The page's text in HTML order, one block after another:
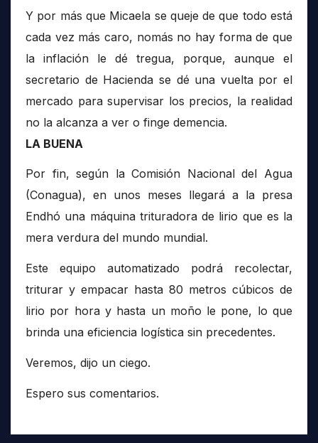
Y por más que Micaela se queje de que todo está
cada vez más caro, nomás no hay forma de que
la inflación le dé tregua, porque, aunque el
secretario de Hacienda se dé una vuelta por el
mercado para supervisar los precios, la realidad
no la alcanza a ver o finge demencia.
LA BUENA
Por fin, según la Comisión Nacional del Agua
(Conagua), en unos meses llegará a la presa
Endhó una máquina trituradora de lirio que es la
mera verdura del mundo mundial.
Este equipo automatizado podrá recolectar,
triturar y empacar hasta 80 metros cúbicos de
lirio por hora y hasta un moño le pone, lo que
brinda una eficiencia logística sin precedentes.
Veremos, dijo un ciego.
Espero sus comentarios.